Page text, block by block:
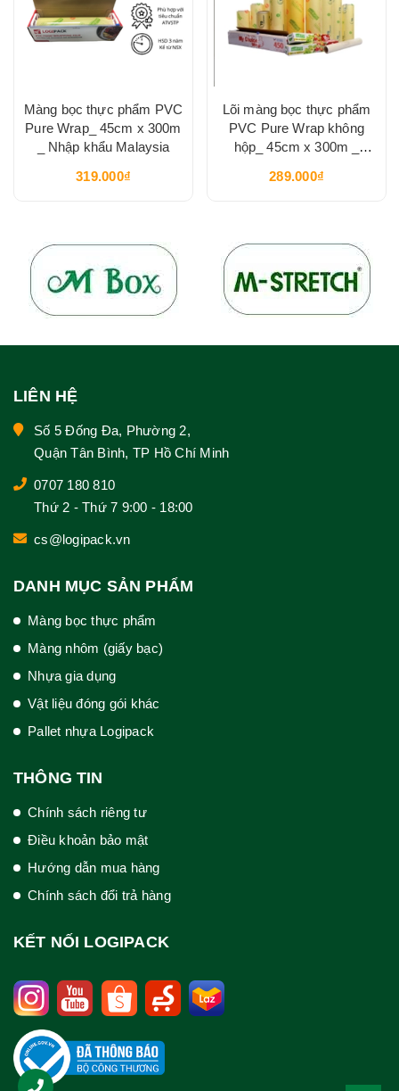
Màng bọc thực phẩm PVC
Pure Wrap_ 45cm x 300m
_ Nhập khẩu Malaysia
319.000₫
Lõi màng bọc thực phẩm
PVC Pure Wrap không
hộp_ 45cm x 300m _
289.000₫
LIÊN HỆ
Số 5 Đống Đa, Phường 2,
Quận Tân Bình, TP Hồ Chí Minh
0707 180 810
Thứ 2 - Thứ 7 9:00 - 18:00
cs@logipack.vn
DANH MỤC SẢN PHẨM
Màng bọc thực phẩm
Màng nhôm (giấy bạc)
Nhựa gia dụng
Vật liệu đóng gói khác
Pallet nhựa Logipack
THÔNG TIN
Chính sách riêng tư
Điều khoản bảo mật
Hướng dẫn mua hàng
Chính sách đổi trả hàng
KẾT NỐI LOGIPACK